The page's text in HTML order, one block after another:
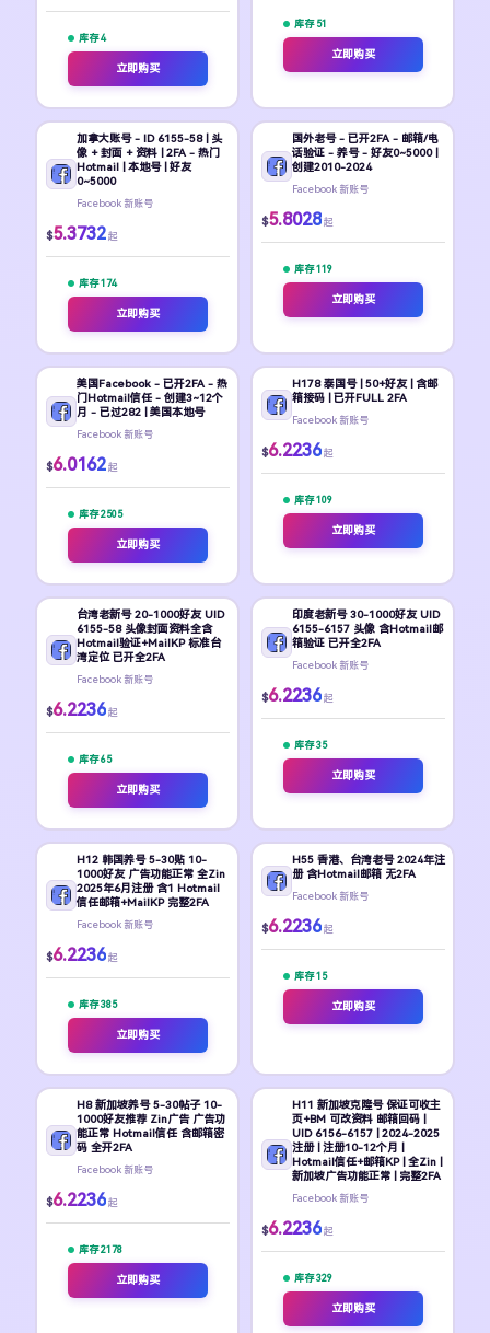
库存 4
立即购买
库存 51
立即购买
加拿大账号 - ID 6155-58 | 头
像 + 封面 + 资料 | 2FA - 热门
Hotmail | 本地号 | 好友
0~5000
Facebook 新账号
$5.3732 起
库存 174
立即购买
国外老号 - 已开2FA - 邮箱/电
话验证 - 养号 - 好友0~5000 |
创建2010-2024
Facebook 新账号
$5.8028 起
库存 119
立即购买
美国Facebook - 已开2FA - 热
门Hotmail信任 - 创建3~12个
月 - 已过282 | 美国本地号
Facebook 新账号
$6.0162 起
库存 2505
立即购买
H178 泰国号 | 50+好友 | 含邮
箱接码 | 已开FULL 2FA
Facebook 新账号
$6.2236 起
库存 109
立即购买
台湾老新号 20-1000好友 UID
6155-58 头像封面资料全含
Hotmail验证+MailKP 标准台
湾定位 已开全2FA
Facebook 新账号
$6.2236 起
库存 65
立即购买
印度老新号 30-1000好友 UID
6155-6157 头像 含Hotmail邮
箱验证 已开全2FA
Facebook 新账号
$6.2236 起
库存 35
立即购买
H12 韩国养号 5-30贴 10-
1000好友 广告功能正常 全Zin
2025年6月注册 含1 Hotmail
信任邮箱+MailKP 完整2FA
Facebook 新账号
$6.2236 起
库存 385
立即购买
H55 香港、台湾老号 2024年注
册 含Hotmail邮箱 无2FA
Facebook 新账号
$6.2236 起
库存 15
立即购买
H8 新加坡养号 5-30帖子 10-
1000好友推荐 Zin广告 广告功
能正常 Hotmail信任 含邮箱密
码 全开2FA
Facebook 新账号
$6.2236 起
库存 2178
立即购买
H11 新加坡克隆号 保证可收主
页+BM 可改资料 邮箱回码 |
UID 6156-6157 | 2024-2025
注册 | 注册10-12个月 |
Hotmail信任+邮箱KP | 全Zin |
新加坡广告功能正常 | 完整2FA
Facebook 新账号
$6.2236 起
库存 329
立即购买